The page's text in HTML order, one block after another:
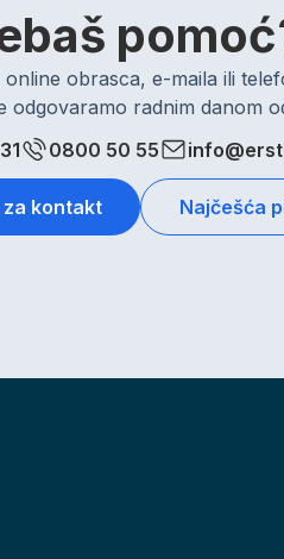
obrasca, e-maila ili
odgovaramo radnim danom
0800 50 55
kontakt Najčešća